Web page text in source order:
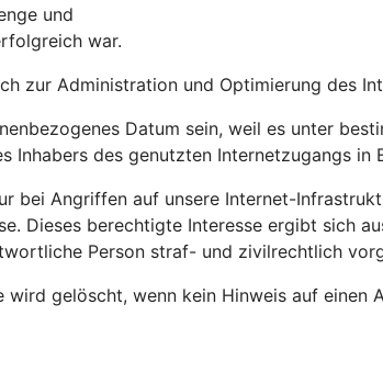
und
war.
zur Administration und Optimierung des
Datum sein, weil es unter
Inhabers des genutzten Internetzugangs in
bei Angriffen auf unsere Internet-
Dieses berechtigte Interesse ergibt sich
Person straf- und zivilrechtlich
wird gelöscht, wenn kein Hinweis auf